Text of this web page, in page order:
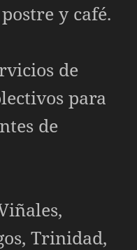
y café.
de
para
de
Trinidad,